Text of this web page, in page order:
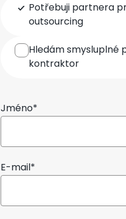
spoluprácePotřebuji partnera
outsourcing
Hledám smysluplné
kontraktor
Jméno*
E-mail*